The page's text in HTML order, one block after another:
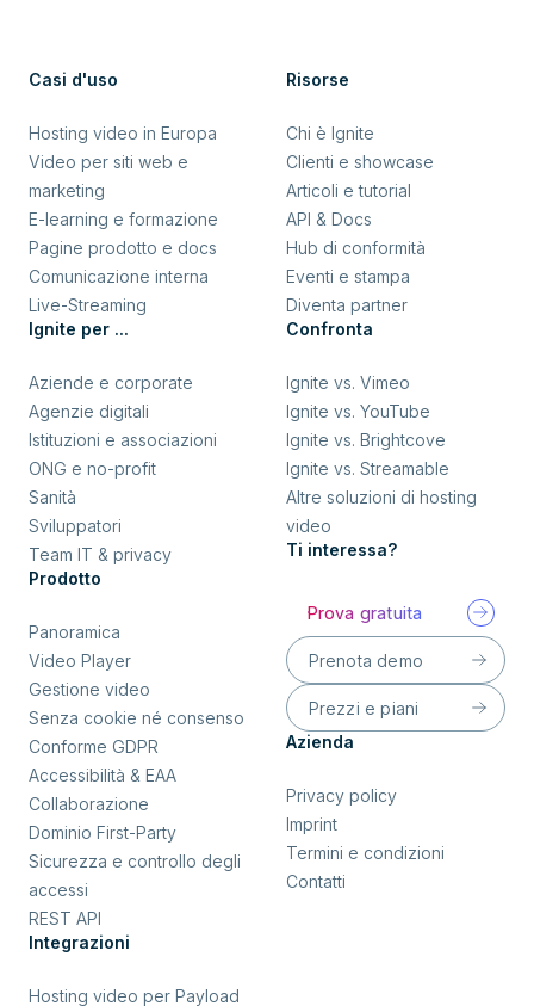
Casi d'uso
Hosting video in Europa
Video per siti web e
marketing
E-learning e formazione
Pagine prodotto e docs
Comunicazione interna
Live-Streaming
Ignite per ...
Aziende e corporate
Agenzie digitali
Istituzioni e associazioni
ONG e no-profit
Sanità
Sviluppatori
Team IT & privacy
Prodotto
Panoramica
Video Player
Gestione video
Senza cookie né consenso
Conforme GDPR
Accessibilità & EAA
Collaborazione
Dominio First-Party
Sicurezza e controllo degli
accessi
REST API
Integrazioni
Hosting video per Payload
Risorse
Chi è Ignite
Clienti e showcase
Articoli e tutorial
API & Docs
Hub di conformità
Eventi e stampa
Diventa partner
Confronta
Ignite vs. Vimeo
Ignite vs. YouTube
Ignite vs. Brightcove
Ignite vs. Streamable
Altre soluzioni di hosting
video
Ti interessa?
Prova gratuita
Prenota demo
Prezzi e piani
Azienda
Privacy policy
Imprint
Termini e condizioni
Contatti